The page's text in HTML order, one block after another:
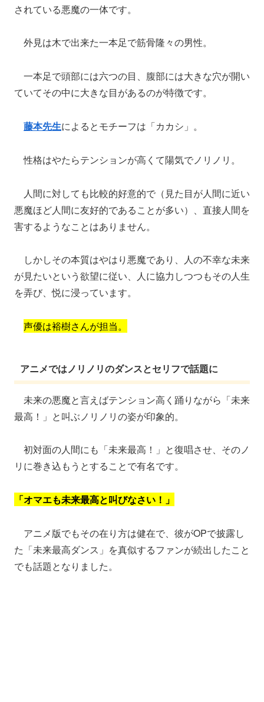
されている悪魔の一体です。
外見は木で出来た一本足で筋骨隆々の男性。
一本足で頭部には六つの目、腹部には大きな穴が開い
ていてその中に大きな目があるのが特徴です。
藤本先生によるとモチーフは「カカシ」。
性格はやたらテンションが高くて陽気でノリノリ。
人間に対しても比較的好意的で（見た目が人間に近い
悪魔ほど人間に友好的であることが多い）、直接人間を
害するようなことはありません。
しかしその本質はやはり悪魔であり、人の不幸な未来
が見たいという欲望に従い、人に協力しつつもその人生
を弄び、悦に浸っています。
声優は裕樹さんが担当。
アニメではノリノリのダンスとセリフで話題に
未来の悪魔と言えばテンション高く踊りながら「未来
最高！」と叫ぶノリノリの姿が印象的。
初対面の人間にも「未来最高！」と復唱させ、そのノ
リに巻き込もうとすることで有名です。
「オマエも未来最高と叫びなさい！」
アニメ版でもその在り方は健在で、彼がOPで披露し
た「未来最高ダンス」を真似するファンが続出したこと
でも話題となりました。